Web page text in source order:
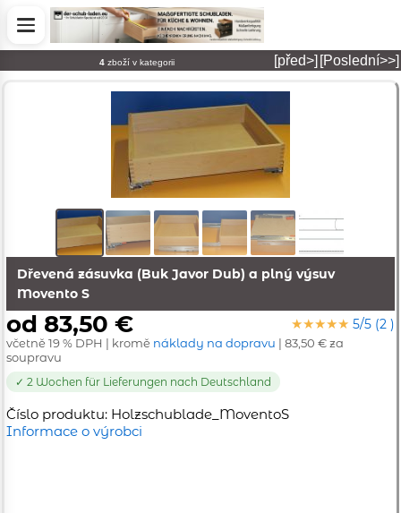
4 zboží v kategorii [před>] [Poslední>>]
Dřevená zásuvka (Buk Javor Dub) a plný výsuv
Movento S
od 83,50 € ★★★★★ 5/5 (2 )
včetně 19 % DPH | kromě náklady na dopravu | 83,50 € za
soupravu
✓ 2 Wochen für Lieferungen nach Deutschland
Číslo produktu: Holzschublade_MoventoS
Informace o výrobci